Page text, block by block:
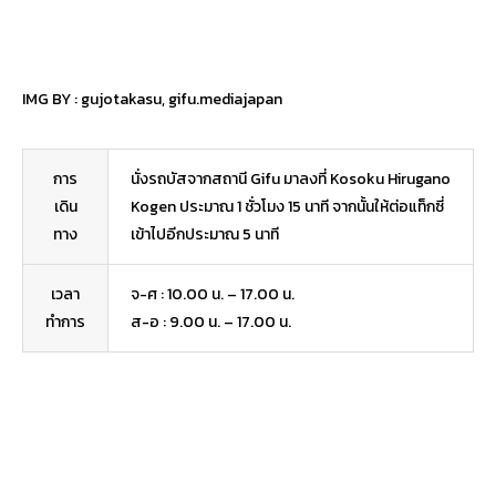
IMG BY :gujotakasu,gifu.mediajapan
การ
เดิน
ทาง
นั่งรถบัสจากสถานี Gifu มาลงที่ Kosoku Hirugano
Kogen ประมาณ 1 ชั่วโมง 15 นาที จากนั้นให้ต่อแท็กซี่
เข้าไปอีกประมาณ 5 นาที
เวลา
ทำการ
จ-ศ : 10.00 น. – 17.00 น.
ส-อ : 9.00 น. – 17.00 น.